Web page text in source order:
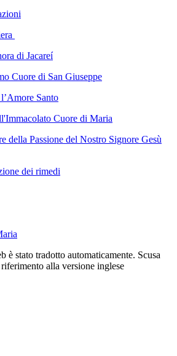
di Jacareí
Cuore di San Giuseppe
Santo
Cuore di Maria
della Passione del Nostro Signore Gesù
dei rimedi
è stato tradotto automaticamente. Scusa
alla versione inglese